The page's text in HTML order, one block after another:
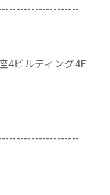
4ビルディング4F